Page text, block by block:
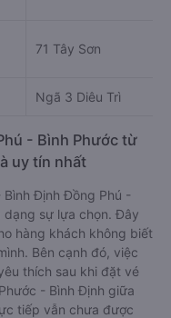
71 Tây Sơn
Ngã 3 Diêu Trì
- Bình Phước từ
uy tín nhất
Định Đồng Phú -
dạng sự lựa chọn. Đây
hàng khách không biết
Bên cạnh đó, việc
thích sau khi đặt vé
- Bình Định giữa
tiếp vẫn chưa được